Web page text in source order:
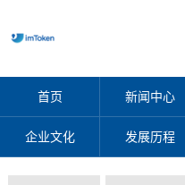
首页 新闻中心
企业文化 发展历程